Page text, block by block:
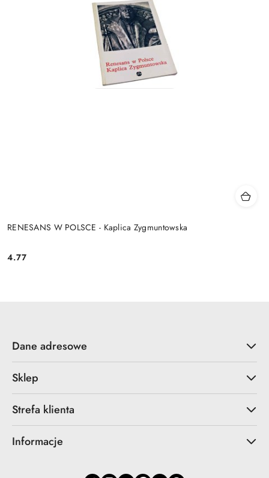
RENESANS W POLSCE - Kaplica Zygmuntowska
Cena:
4.77
Dane adresowe
Sklep
Strefa klienta
Informacje